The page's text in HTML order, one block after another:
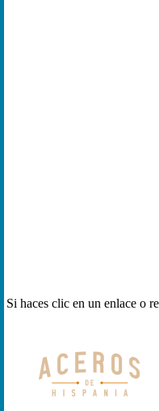
Si haces clic en un enlace o